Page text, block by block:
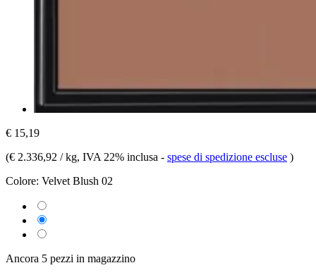
€ 15,19
(€ 2.336,92 / kg, IVA 22% inclusa - spese di spedizione escluse )
Colore: Velvet Blush 02
Ancora 5 pezzi in magazzino